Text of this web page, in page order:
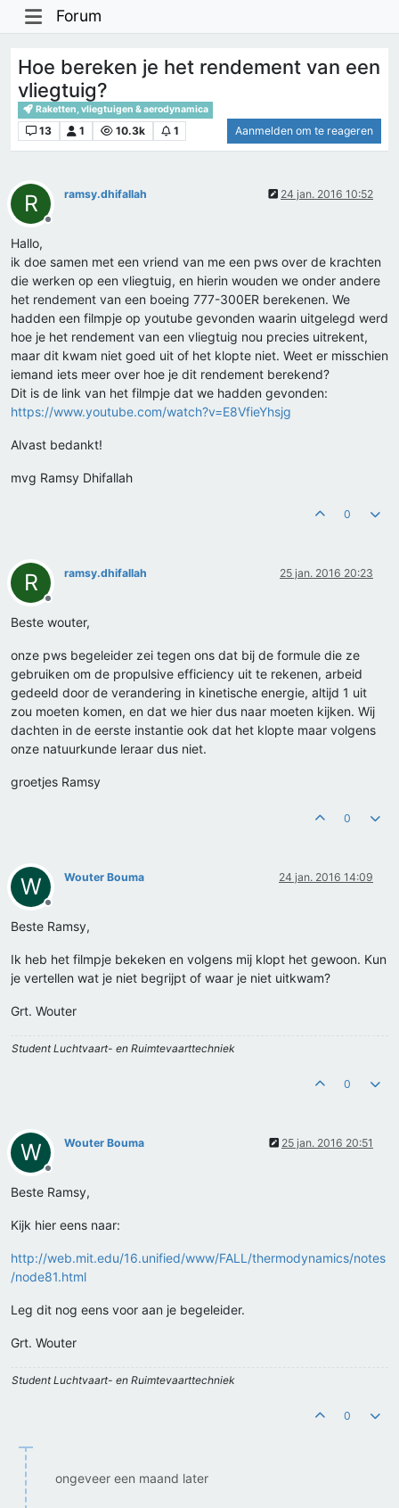
Forum
Hoe bereken je het rendement van een
vliegtuig?
Raketten, vliegtuigen & aerodynamica
13 1 10.3k 1 Aanmelden om te reageren
R
Offline
ramsy.dhifallah 24 jan. 2016 10:52
Hallo,
ik doe samen met een vriend van me een pws over de krachten
die werken op een vliegtuig, en hierin wouden we onder andere
het rendement van een boeing 777-300ER berekenen. We
hadden een filmpje op youtube gevonden waarin uitgelegd werd
hoe je het rendement van een vliegtuig nou precies uitrekent,
maar dit kwam niet goed uit of het klopte niet. Weet er misschien
iemand iets meer over hoe je dit rendement berekend?
Dit is de link van het filmpje dat we hadden gevonden:
https://www.youtube.com/watch?v=E8VfieYhsjg
Alvast bedankt!
mvg Ramsy Dhifallah
0
R
Offline
ramsy.dhifallah 25 jan. 2016 20:23
Beste wouter,
onze pws begeleider zei tegen ons dat bij de formule die ze
gebruiken om de propulsive efficiency uit te rekenen, arbeid
gedeeld door de verandering in kinetische energie, altijd 1 uit
zou moeten komen, en dat we hier dus naar moeten kijken. Wij
dachten in de eerste instantie ook dat het klopte maar volgens
onze natuurkunde leraar dus niet.
groetjes Ramsy
0
W
Offline
Wouter Bouma 24 jan. 2016 14:09
Beste Ramsy,
Ik heb het filmpje bekeken en volgens mij klopt het gewoon. Kun
je vertellen wat je niet begrijpt of waar je niet uitkwam?
Grt. Wouter
Student Luchtvaart- en Ruimtevaarttechniek
0
W
Offline
Wouter Bouma 25 jan. 2016 20:51
Beste Ramsy,
Kijk hier eens naar:
http://web.mit.edu/16.unified/www/FALL/thermodynamics/notes
/node81.html
Leg dit nog eens voor aan je begeleider.
Grt. Wouter
Student Luchtvaart- en Ruimtevaarttechniek
0
ongeveer een maand later